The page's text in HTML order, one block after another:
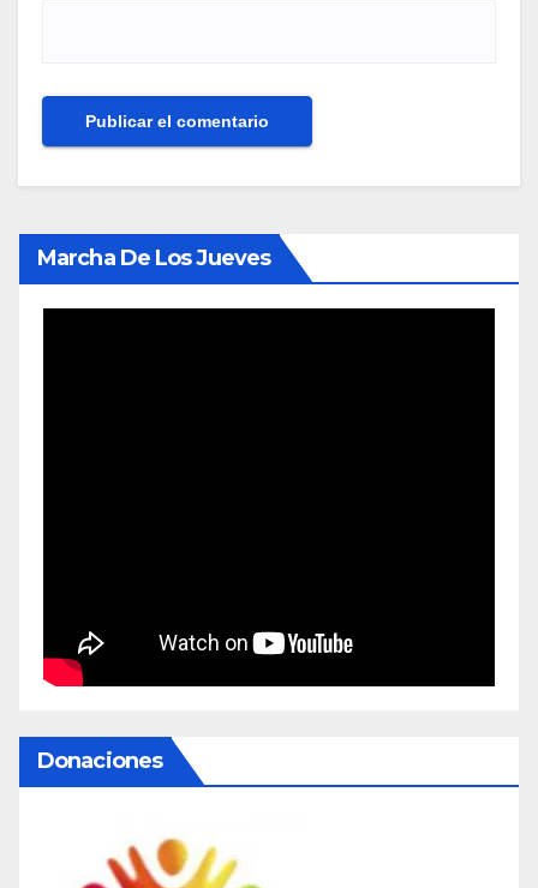
Marcha De Los Jueves
Donaciones